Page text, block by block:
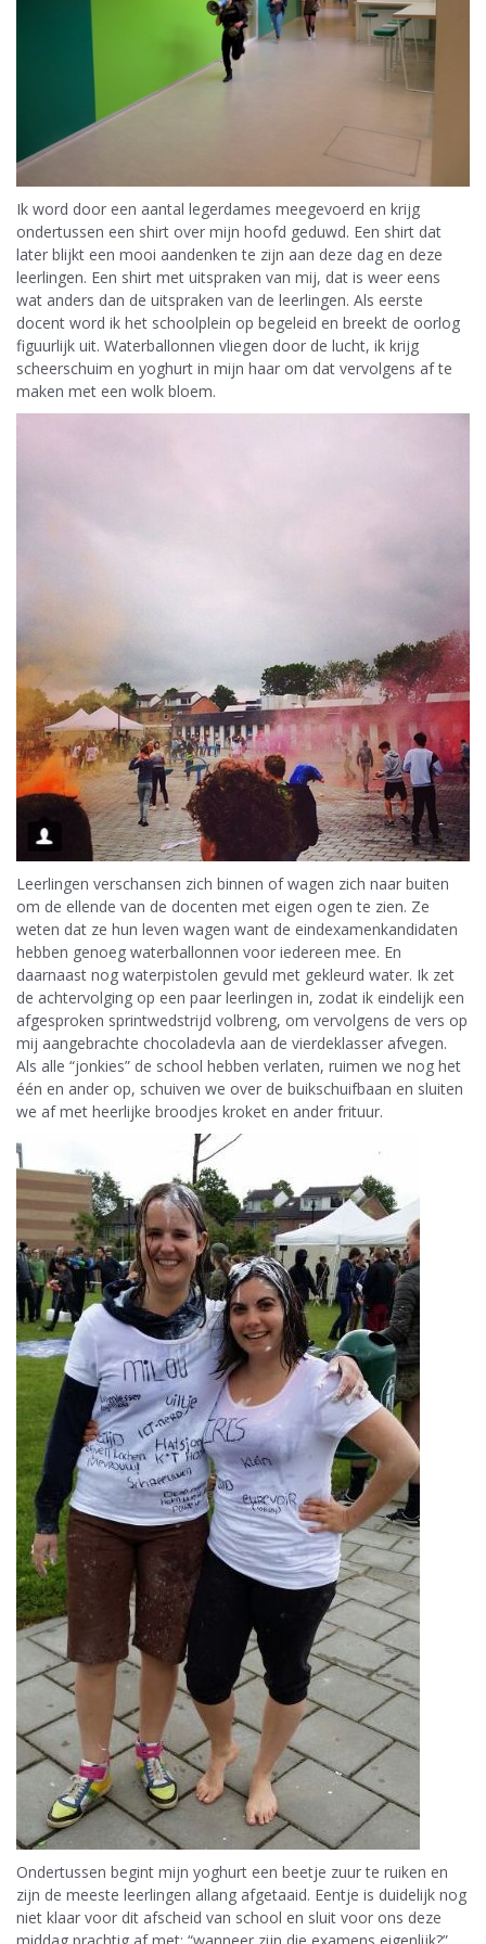
Ik word door een aantal legerdames meegevoerd en krijg
ondertussen een shirt over mijn hoofd geduwd. Een shirt dat
later blijkt een mooi aandenken te zijn aan deze dag en deze
leerlingen. Een shirt met uitspraken van mij, dat is weer eens
wat anders dan de uitspraken van de leerlingen. Als eerste
docent word ik het schoolplein op begeleid en breekt de oorlog
figuurlijk uit. Waterballonnen vliegen door de lucht, ik krijg
scheerschuim en yoghurt in mijn haar om dat vervolgens af te
maken met een wolk bloem.
Leerlingen verschansen zich binnen of wagen zich naar buiten
om de ellende van de docenten met eigen ogen te zien. Ze
weten dat ze hun leven wagen want de eindexamenkandidaten
hebben genoeg waterballonnen voor iedereen mee. En
daarnaast nog waterpistolen gevuld met gekleurd water. Ik zet
de achtervolging op een paar leerlingen in, zodat ik eindelijk een
afgesproken sprintwedstrijd volbreng, om vervolgens de vers op
mij aangebrachte chocoladevla aan de vierdeklasser afvegen.
Als alle “jonkies” de school hebben verlaten, ruimen we nog het
één en ander op, schuiven we over de buikschuifbaan en sluiten
we af met heerlijke broodjes kroket en ander frituur.
Ondertussen begint mijn yoghurt een beetje zuur te ruiken en
zijn de meeste leerlingen allang afgetaaid. Eentje is duidelijk nog
niet klaar voor dit afscheid van school en sluit voor ons deze
middag prachtig af met: “wanneer zijn die examens eigenlijk?”.